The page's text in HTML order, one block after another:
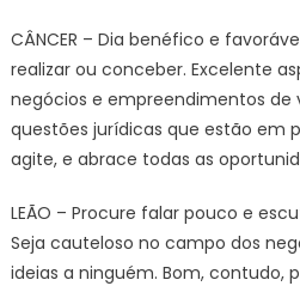
CÂNCER – Dia benéfico e
realizar ou conceber. Excelente
negócios e empreendimentos de
questões jurídicas que estão em
agite, e abrace todas as
LEÃO – Procure falar pouco e
Seja cauteloso no campo dos
ideias a ninguém. Bom, contudo,